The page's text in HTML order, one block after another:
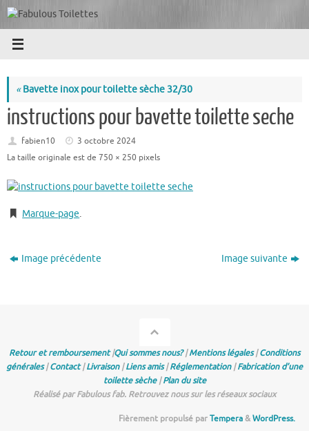
Passer
au
contenu
«Bavette inox pour toilette sèche 32/30
instructions pour bavette toilette seche
fabien10
3 octobre 2024
La taille originale est de 750 × 250 pixels
Marque-page.
Image précédente Image suivante
Retour et remboursement|Qui sommes nous?|Mentions légales|Conditions
générales|Contact|Livraison|Liens amis|Réglementation|Fabrication d’une
toilette sèche|Plan du site
Réalisé par Fabulous fab. Retrouvez nous sur les réseaux sociaux
Fièrement propulsé parTempera&WordPress.